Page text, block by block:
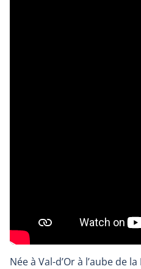
Née à Val-d’Or à l’aube de